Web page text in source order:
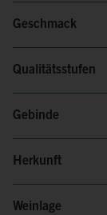
Geschmack
Qualitätsstufen
Gebinde
Herkunft
Weinlage